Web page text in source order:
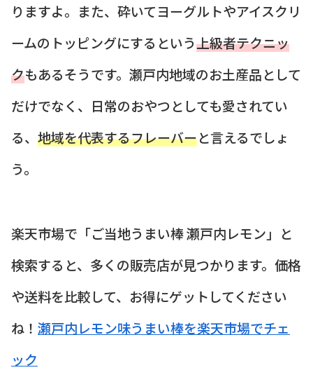
りますよ。また、砕いてヨーグルトやアイスクリ
ームのトッピングにするという上級者テクニッ
クもあるそうです。瀬戸内地域のお土産品として
だけでなく、日常のおやつとしても愛されてい
る、 地域を代表するフレーバーと言えるでしょ
う。
楽天市場で「ご当地うまい棒 瀬戸内レモン」と
検索すると、多くの販売店が見つかります。価格
や送料を比較して、お得にゲットしてください
ね！ 瀬戸内レモン味うまい棒を楽天市場でチェ
ック